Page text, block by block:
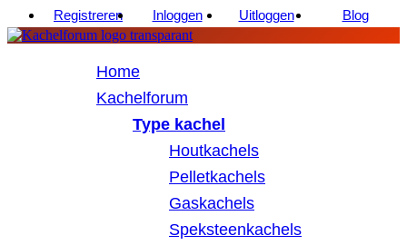
Registreren Inloggen Uitloggen Blog
Home
Kachelforum
Type kachel
Houtkachels
Pelletkachels
Gaskachels
Speksteenkachels